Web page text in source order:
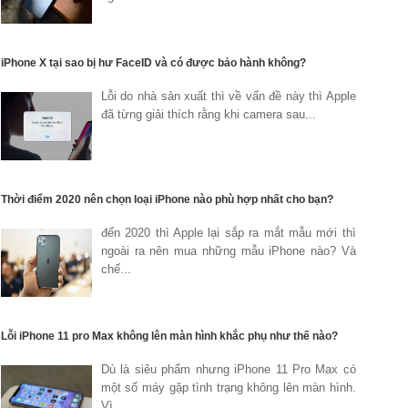
iPhone X tại sao bị hư FaceID và có được bảo hành không?
Lỗi do nhà sản xuất thì về vấn đề này thì Apple
đã từng giải thích rằng khi camera sau...
Thời điểm 2020 nên chọn loại iPhone nào phù hợp nhất cho bạn?
đến 2020 thì Apple lại sắp ra mắt mẫu mới thì
ngoài ra nên mua những mẫu iPhone nào? Và
chế...
Lỗi iPhone 11 pro Max không lên màn hình khắc phụ như thế nào?
Dù là siêu phẩm nhưng iPhone 11 Pro Max có
một số máy gặp tình trạng không lên màn hình.